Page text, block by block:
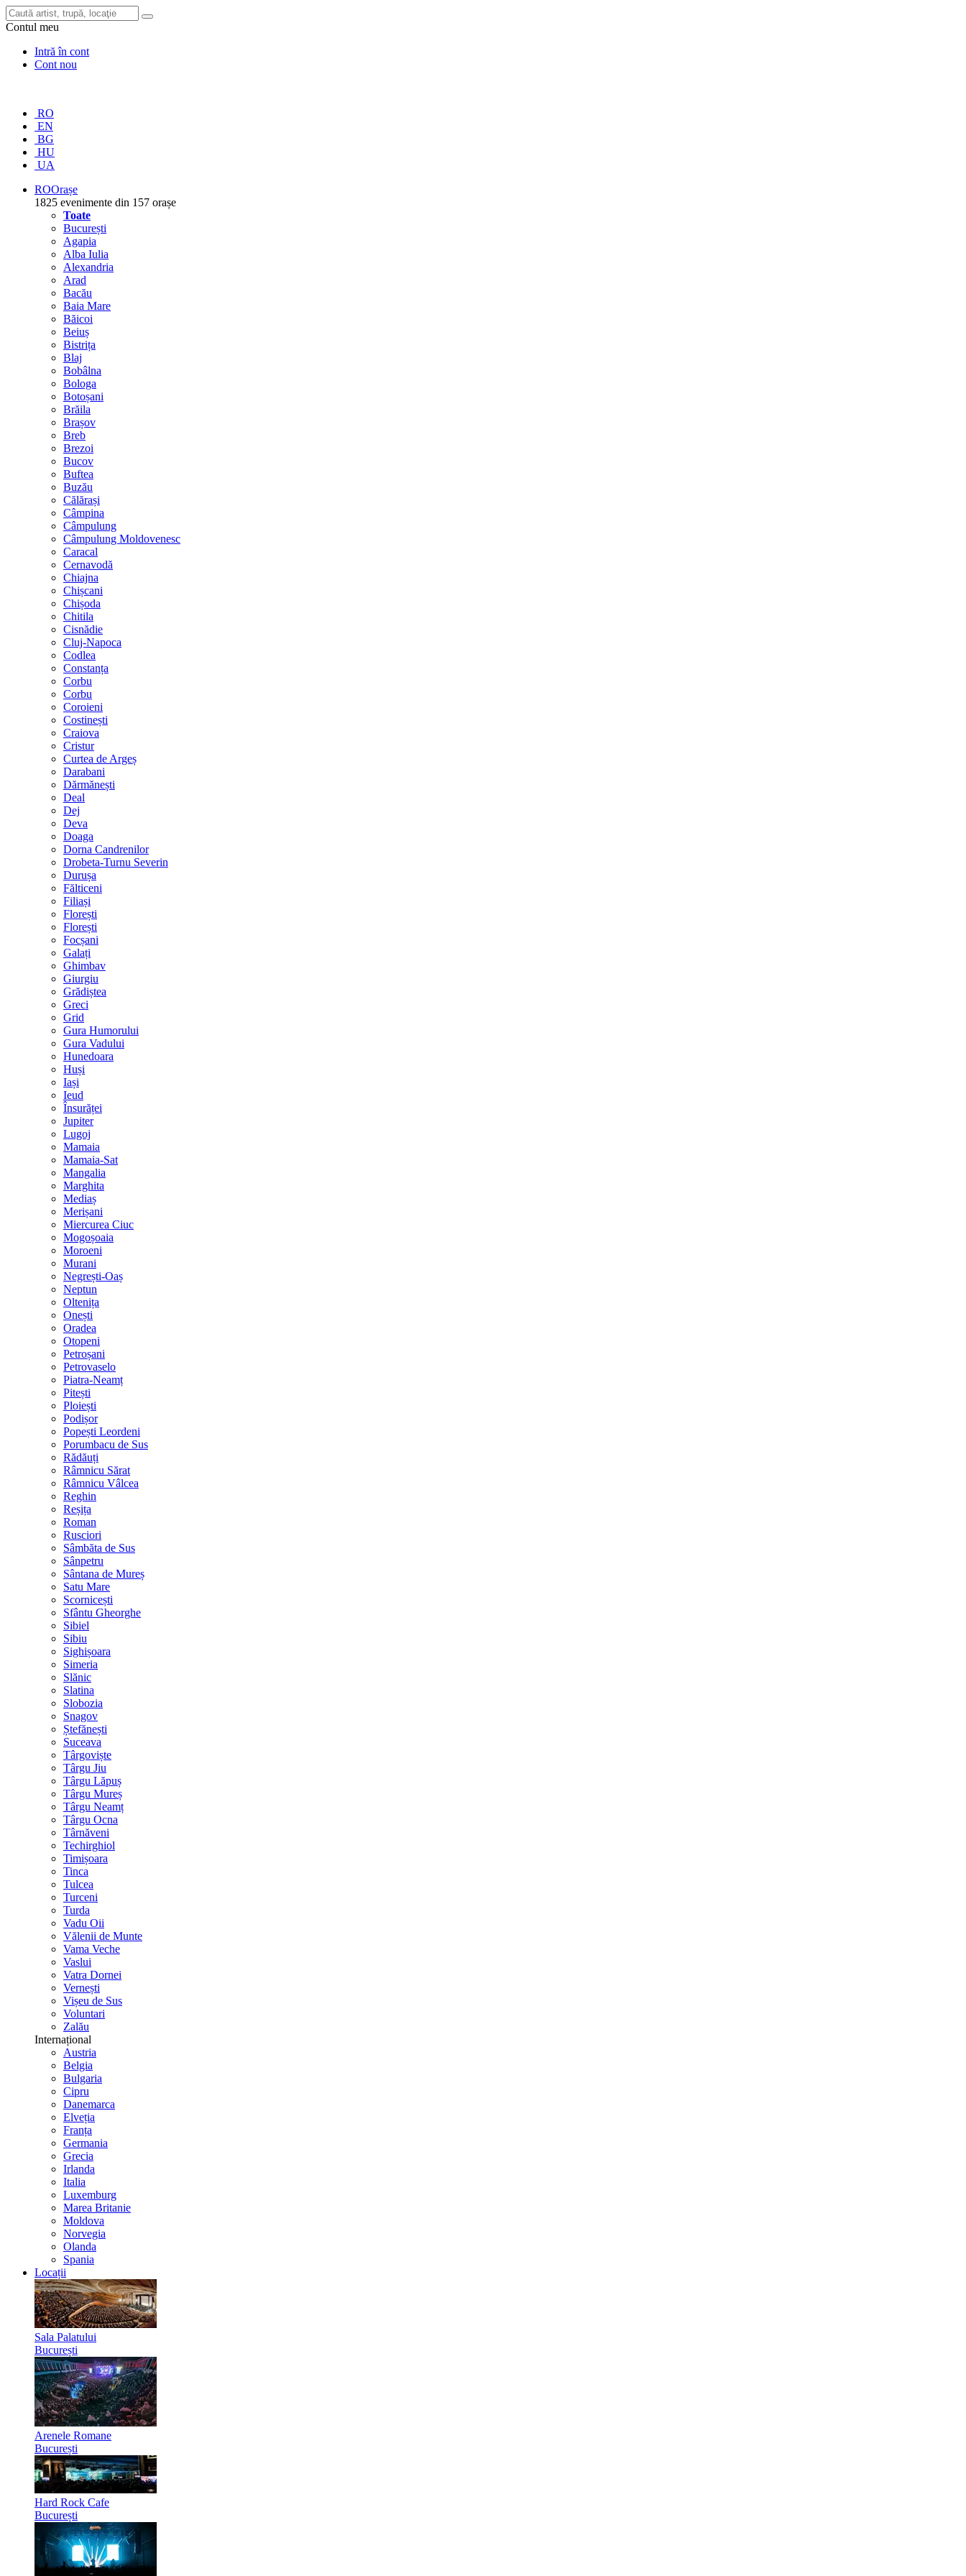
Contul meu
Intră în cont
Cont nou
RO
EN
BG
HU
UA
ROOrașe
1825 evenimente din 157 orașe
Toate
București
Agapia
Alba Iulia
Alexandria
Arad
Bacău
Baia Mare
Băicoi
Beiuș
Bistrița
Blaj
Bobâlna
Bologa
Botoșani
Brăila
Brașov
Breb
Brezoi
Bucov
Buftea
Buzău
Călărași
Câmpina
Câmpulung
Câmpulung Moldovenesc
Caracal
Cernavodă
Chiajna
Chișcani
Chișoda
Chitila
Cisnădie
Cluj-Napoca
Codlea
Constanța
Corbu
Corbu
Coroieni
Costinești
Craiova
Cristur
Curtea de Argeș
Darabani
Dărmănești
Deal
Dej
Deva
Doaga
Dorna Candrenilor
Drobeta-Turnu Severin
Durușa
Fălticeni
Filiași
Florești
Florești
Focșani
Galați
Ghimbav
Giurgiu
Grădiștea
Greci
Grid
Gura Humorului
Gura Vadului
Hunedoara
Huși
Iași
Ieud
Însurăței
Jupiter
Lugoj
Mamaia
Mamaia-Sat
Mangalia
Marghita
Mediaș
Merișani
Miercurea Ciuc
Mogoșoaia
Moroeni
Murani
Negrești-Oaș
Neptun
Oltenița
Onești
Oradea
Otopeni
Petroșani
Petrovaselo
Piatra-Neamț
Pitești
Ploiești
Podișor
Popești Leordeni
Porumbacu de Sus
Rădăuți
Râmnicu Sărat
Râmnicu Vâlcea
Reghin
Reșița
Roman
Rusciori
Sâmbăta de Sus
Sânpetru
Sântana de Mureș
Satu Mare
Scornicești
Sfântu Gheorghe
Sibiel
Sibiu
Sighișoara
Simeria
Slănic
Slatina
Slobozia
Snagov
Ștefănești
Suceava
Târgoviște
Târgu Jiu
Târgu Lăpuș
Târgu Mureș
Târgu Neamț
Târgu Ocna
Târnăveni
Techirghiol
Timișoara
Tinca
Tulcea
Turceni
Turda
Vadu Oii
Vălenii de Munte
Vama Veche
Vaslui
Vatra Dornei
Vernești
Vișeu de Sus
Voluntari
Zalău
Internațional
Austria
Belgia
Bulgaria
Cipru
Danemarca
Elveția
Franța
Germania
Grecia
Irlanda
Italia
Luxemburg
Marea Britanie
Moldova
Norvegia
Olanda
Spania
Locații
Sala Palatului
București
Arenele Romane
București
Hard Rock Cafe
București